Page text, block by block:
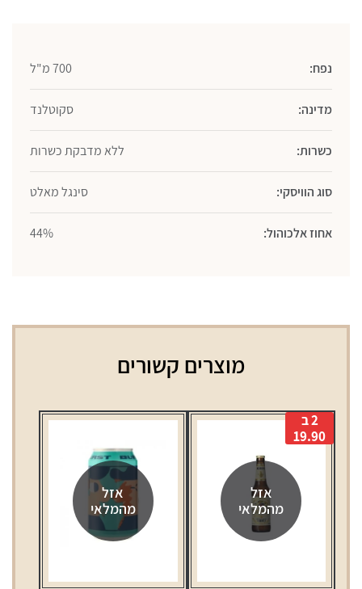
נפח: 700 מ"ל
מדינה: סקוטלנד
כשרות: ללא מדבקת כשרות
סוג הוויסקי: סינגל מאלט
אחוז אלכוהול: 44%
מוצרים קשורים
אזל
מהמלאי
2 ב
19.90
אזל
מהמלאי